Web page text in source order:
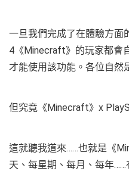
一旦我們完成了在體驗方面
4《Minecraft》的玩家都會
才能使用該功能。各位自然
但究竟《Minecraft》x
這就聽我道來……也就是《
天、每星期、每月、每年